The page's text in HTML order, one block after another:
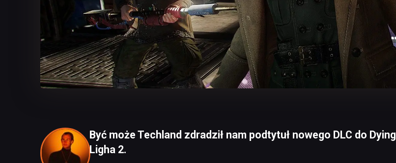
Być może Techland zdradził nam podtytuł nowego DLC do Dying
Ligha 2.